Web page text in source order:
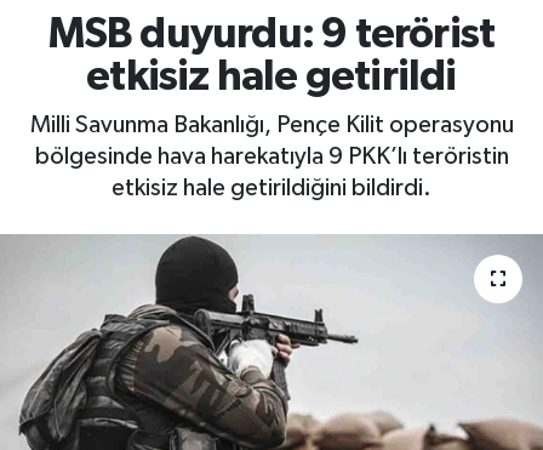
MSB duyurdu: 9 terörist
etkisiz hale getirildi
Milli Savunma Bakanlığı, Pençe Kilit operasyonu
bölgesinde hava harekatıyla 9 PKK’lı teröristin
etkisiz hale getirildiğini bildirdi.
Spor
Eğitim
Ekonomi
Yaşam
Resmi ilanlar
TFF 3.Lig 4.Grup Puan Durumu ve Fikstür
Tüm Manşetler
Son Dakika Haberleri
Haber Arşivi